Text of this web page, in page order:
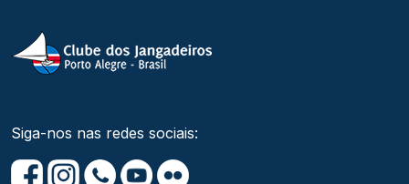
Siga-nos nas redes sociais: